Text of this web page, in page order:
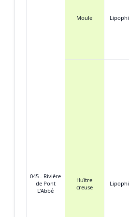
045 - Rivière
de Pont
L'Abbé
Moule
Huître
creuse